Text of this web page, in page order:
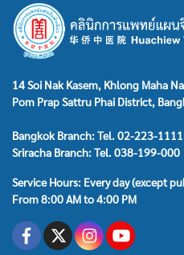
14 Soi Nak Kasem, Khlong Maha
Pom Prap Sattru Phai District,
Bangkok Branch: Tel. 02-223-1111
Sriracha Branch: Tel. 038-199-000
Service Hours: Every day (except
From 8:00 AM to 4:00 PM